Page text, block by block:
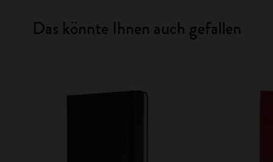
Das könnte Ihnen auch gefallen